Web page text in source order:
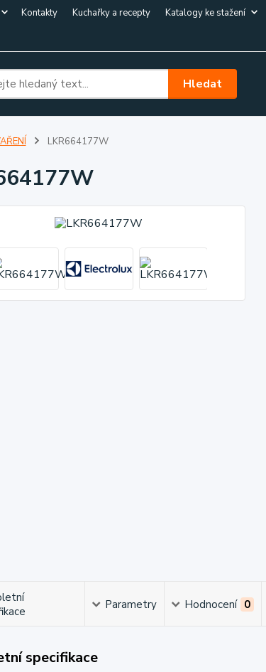
Kontakty Kuchařky a recepty Katalogy ke stažení
Hledat
LKR664177W
Parametry Hodnocení 0
specifikace